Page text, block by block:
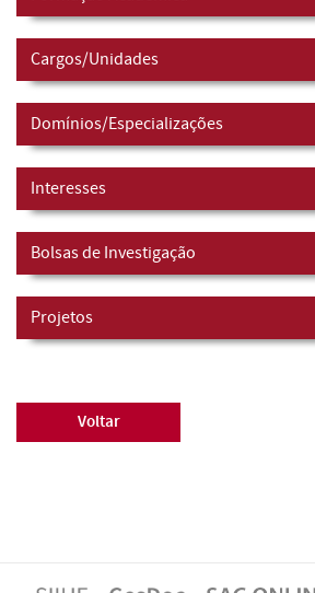
Cargos/Unidades
Domínios/Especializações
Interesses
Bolsas de Investigação
Projetos
Voltar